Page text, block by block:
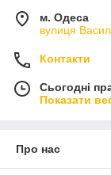
м. Одеса
вулиця
Контакти
Сьогодні
Показати
Про нас